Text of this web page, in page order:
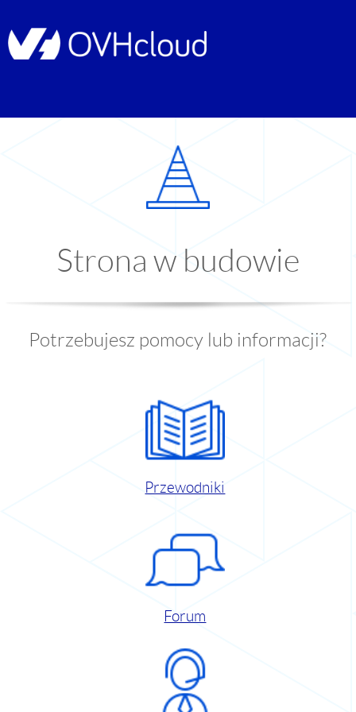
Strona w budowie
Potrzebujesz pomocy lub informacji?
Przewodniki
Forum